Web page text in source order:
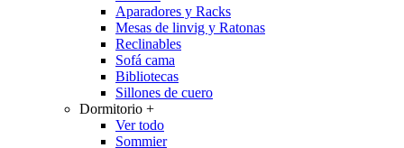
Aparadores y Racks
Mesas de linvig y Ratonas
Reclinables
Sofá cama
Bibliotecas
Sillones de cuero
Dormitorio +
Ver todo
Sommier